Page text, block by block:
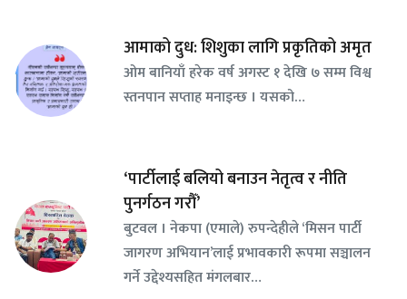
आमाको दुध: शिशुका लागि प्रकृतिको अमृत
ओम बानियाँ हरेक वर्ष अगस्ट १ देखि ७ सम्म विश्व
स्तनपान सप्ताह मनाइन्छ । यसको…
‘पार्टीलाई बलियो बनाउन नेतृत्व र नीति
पुनर्गठन गरौँ’
बुटवल । नेकपा (एमाले) रुपन्देहीले ‘मिसन पार्टी
जागरण अभियान’लाई प्रभावकारी रूपमा सञ्चालन
गर्ने उद्देश्यसहित मंगलबार…